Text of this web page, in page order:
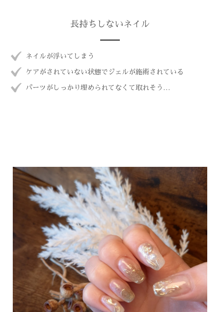
長持ちしないネイル
ネイルが浮いてしまう
ケアがされていない状態でジェルが施術されている
パーツがしっかり埋められてなくて取れそう…